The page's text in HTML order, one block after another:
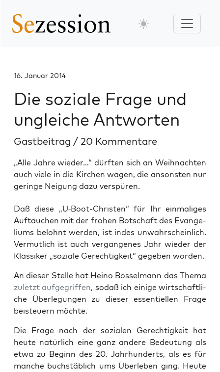
16. Januar 2014
Die soziale Frage und
ungleiche Antworten
Gastbeitrag / 20 Kommentare
„Alle Jahre wieder…“ dürften sich an Weihnachten
auch viele in die Kirchen wagen, die ansonsten nur
geringe Neigung dazu verspüren.
Daß die­se „U‑Boot-Chris­ten“ für Ihr ein­ma­li­ges
Auf­tau­chen mit der fro­hen Bot­schaft des Evan­ge­
li­ums belohnt wer­den, ist indes unwahr­schein­lich.
Ver­mut­lich ist auch ver­gan­ge­nes Jahr wie­der der
Klas­si­ker „sozia­le Gerech­tig­keit“ gege­ben worden.
An die­ser Stel­le hat Hei­no Bos­sel­mann das The­ma
zuletzt auf­ge­grif­fen, sodaß ich eini­ge wirt­schaft­li­
che Über­le­gun­gen zu die­ser essen­ti­el­len Fra­ge
bei­steu­ern möchte.
Die Fra­ge nach der sozia­len Gerech­tig­keit hat
heu­te natür­lich eine ganz ande­re Bedeu­tung als
etwa zu Beginn des 20. Jahr­hun­derts, als es für
man­che buch­stäb­lich ums Über­le­ben ging. Heu­te